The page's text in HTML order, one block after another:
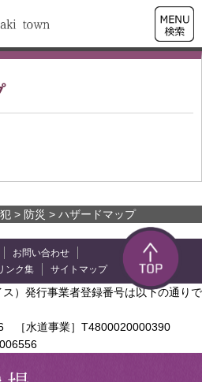
検索・
共通メ
ニュー
> 防災 > ハザードマップ
お問い合わせ
ンク集 サイトマップ
）発行事業者登録番号は以下の通りで
［水道事業］T4800020000390